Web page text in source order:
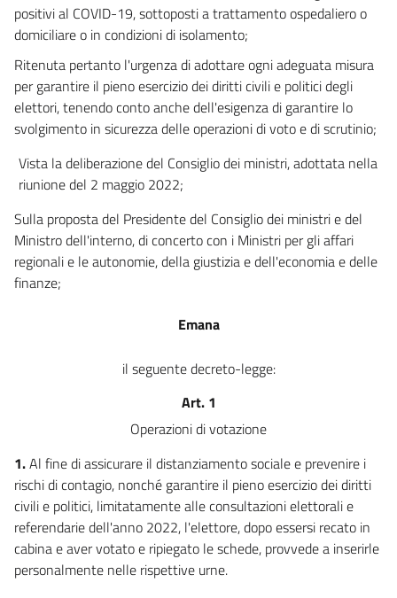
positivi al COVID-19, sottoposti a trattamento ospedaliero o
domiciliare o in condizioni di isolamento;
Ritenuta pertanto l'urgenza di adottare ogni adeguata misura
per garantire il pieno esercizio dei diritti civili e politici degli
elettori, tenendo conto anche dell'esigenza di garantire lo
svolgimento in sicurezza delle operazioni di voto e di scrutinio;
Vista la deliberazione del Consiglio dei ministri, adottata nella
riunione del 2 maggio 2022;
Sulla proposta del Presidente del Consiglio dei ministri e del
Ministro dell'interno, di concerto con i Ministri per gli affari
regionali e le autonomie, della giustizia e dell'economia e delle
finanze;
Emana
il seguente decreto-legge:
Art. 1
Operazioni di votazione
1.Al fine di assicurare il distanziamento sociale e prevenire i
rischi di contagio, nonché garantire il pieno esercizio dei diritti
civili e politici, limitatamente alle consultazioni elettorali e
referendarie dell'anno 2022, l'elettore, dopo essersi recato in
cabina e aver votato e ripiegato le schede, provvede a inserirle
personalmente nelle rispettive urne.